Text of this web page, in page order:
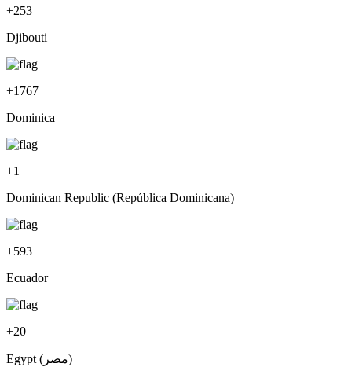
+253
Djibouti
+1767
Dominica
+1
Dominican Republic (República Dominicana)
+593
Ecuador
+20
Egypt (‫مصر‬‎)